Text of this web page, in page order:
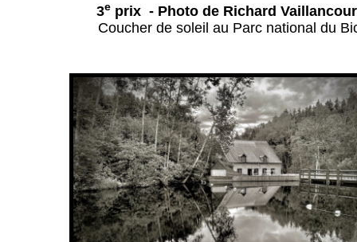
3eprix - Photo de Richard
Coucher de soleil au Parc national du